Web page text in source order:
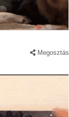
Megosztás